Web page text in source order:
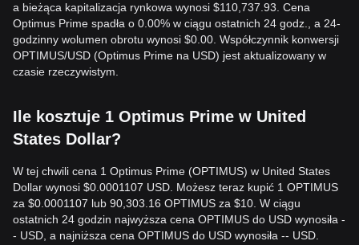
a bieżąca kapitalizacja rynkowa wynosi $110,737.93. Cena
Optimus Prime spadła o 0.00% w ciągu ostatnich 24 godz., a 24-
godzinny wolumen obrotu wynosi $0.00. Współczynnik konwersji
OPTIMUS/USD (Optimus Prime na USD) jest aktualizowany w
czasie rzeczywistym.
Ile kosztuje 1 Optimus Prime w United
States Dollar?
W tej chwili cena 1 Optimus Prime (OPTIMUS) w United States
Dollar wynosi $0.0001107 USD. Możesz teraz kupić 1 OPTIMUS
za $0.0001107 lub 90,303.16 OPTIMUS za $10. W ciągu
ostatnich 24 godzin najwyższa cena OPTIMUS do USD wynosiła -
- USD, a najniższa cena OPTIMUS do USD wynosiła -- USD.